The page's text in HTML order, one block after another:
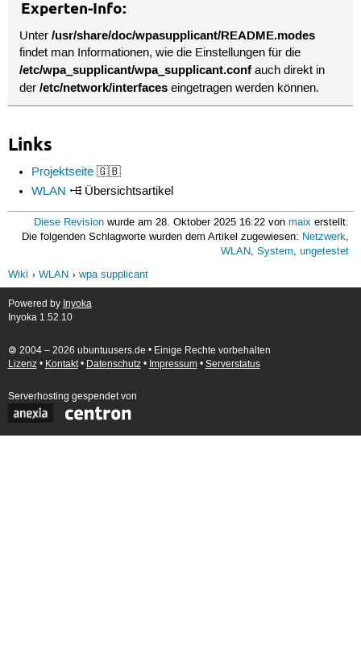
proto=WPA
pairwise=TKIP
group=TKIP
psk="WPA Netzwerkschlüssel"
ssid=""
scan_ssid=1
key_mgmt=NONE
Experten-Info:
Unter/usr/share/doc/wpasupplicant/README.modes
findet man Informationen, wie die Einstellungen für die
/etc/wpa_supplicant/wpa_supplicant.conf auch direkt in
der/etc/network/interfaces eingetragen werden können.
Links
Projektseite 🇬🇧
WLAN
Übersichtsartikel
Diese Revision wurde am 28. Oktober 2025 16:22 vonmaix erstellt.
Die folgenden Schlagworte wurden dem Artikel zugewiesen: Netzwerk,
WLAN,System,ungetestet
Wiki
WLAN wpa supplicant
Powered by Inyoka
Inyoka 1.52.10
🄯 2004 – 2026 ubuntuusers.de • Einige Rechte vorbehalten
Lizenz• Kontakt• Datenschutz• Impressum• Serverstatus
Serverhosting gespendet von